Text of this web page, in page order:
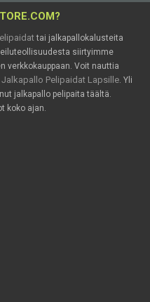
tai jalkapallokalusteita
siirtyimme
verkkokauppaan. Voit nauttia
Jalkapallo Pelipaidat Lapsille . Yli
jalkapallo pelipaita täältä.
koko ajan.